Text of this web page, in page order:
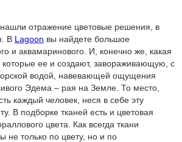
нашли отражение цветовые решения, в
В Lagoon вы найдете большое
и аквамаринового. И, конечно же, какая
которые ее и создают, завораживающую, с
водой, навевающей ощущения
Эдема – рая на Земле. То место,
каждый человек, неся в себе эту
В подборке тканей есть и цветовая
цвета. Как всегда ткани
не только по цвету, но и по